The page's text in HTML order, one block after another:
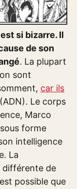
si bizarre. Il
de son
. La plupart
sont
car ils
(ADN). Le corps
Marco
forme
intelligence
La
différente de
possible que